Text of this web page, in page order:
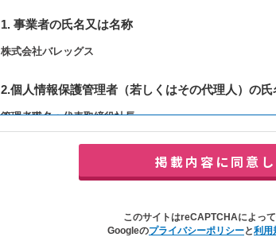
1. 事業者の氏名又は名称
株式会社バレッグス
2.個人情報保護管理者（若しくはその代理人）の
管理者職名：代表取締役社長
連絡先：privacy@balleggs.co.jp
（2）ご相談の対応（本人への連絡を含む）のため
（3）当サイトの各種サービスおよびサービスに関連した
このサイトはreCAPTCHAによって
Googleのプライバシーポリシーと利用